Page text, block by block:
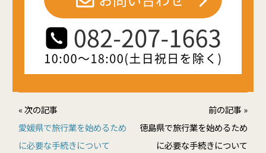
« 次の記事
愛媛県で旅行業を始めるため
に必要な手続きについて
前の記事 »
徳島県で旅行業を始めるため
に必要な手続きについて